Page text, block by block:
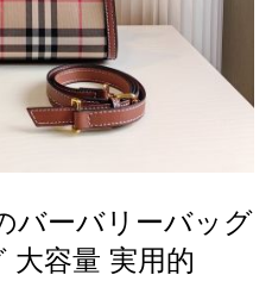
バーバリーバッグ
大容量 実用的